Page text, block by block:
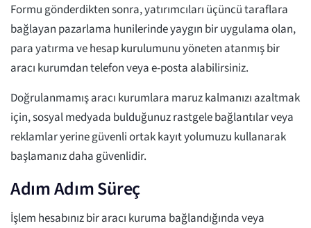
Formu gönderdikten sonra, yatırımcıları üçüncü taraflara
bağlayan pazarlama hunilerinde yaygın bir uygulama olan,
para yatırma ve hesap kurulumunu yöneten atanmış bir
aracı kurumdan telefon veya e-posta alabilirsiniz.
Doğrulanmamış aracı kurumlara maruz kalmanızı azaltmak
için, sosyal medyada bulduğunuz rastgele bağlantılar veya
reklamlar yerine güvenli ortak kayıt yolumuzu kullanarak
başlamanız daha güvenlidir.
Adım Adım Süreç
İşlem hesabınız bir aracı kuruma bağlandığında veya